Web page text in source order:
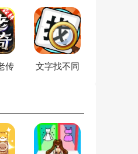
传
文字找不同